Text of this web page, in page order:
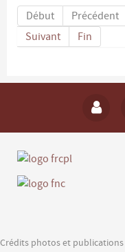
Début Précédent
Suivant
Fin
Crédits photos et publications :